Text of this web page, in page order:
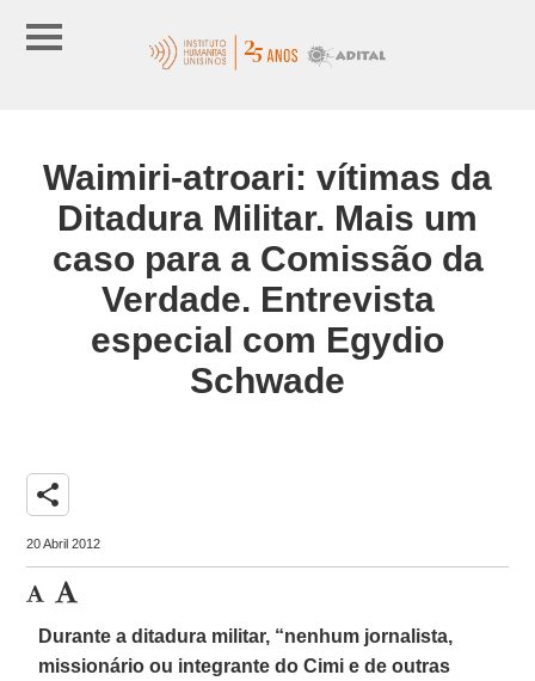
Waimiri-atroari: vítimas da
Ditadura Militar. Mais um
caso para a Comissão da
Verdade. Entrevista
especial com Egydio
Schwade
share
20 Abril 2012
Durante a ditadura militar, “nenhum jornalista,
missionário ou integrante do Cimi e de outras